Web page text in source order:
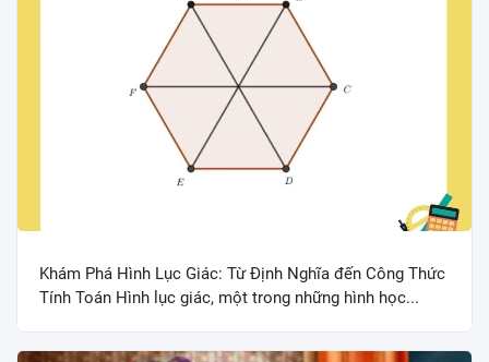
Khám Phá Hình Lục Giác: Từ Định Nghĩa đến Công Thức
Tính Toán Hình lục giác, một trong những hình học...